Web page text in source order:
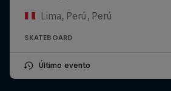
Lima, Perú, Perú
SKATEBOARD
Último evento